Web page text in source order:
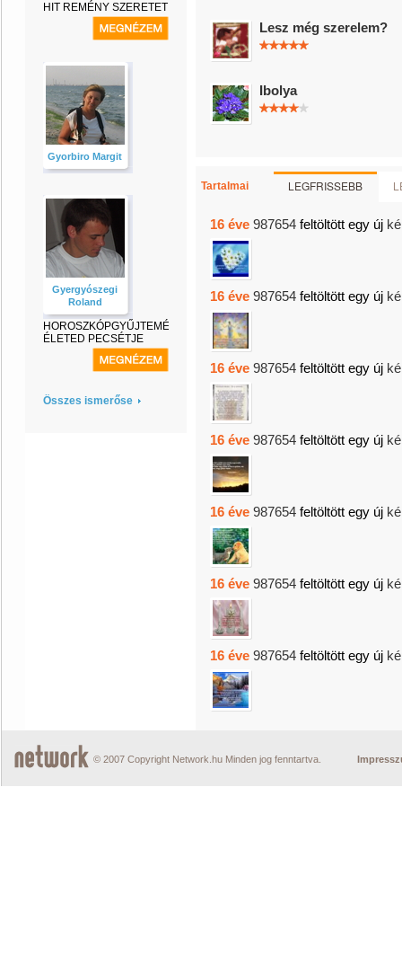
HIT REMÉNY SZERETET
Gyorbiro Margit
Gyergyószegi
Roland
HOROSZKÓPGYŰJTEMÉNY-
ÉLETED PECSÉTJE
Összes ismerőse
Lesz még szerelem?
Ibolya
Tartalmai LEGFRISSEBB
16 éve 987654 feltöltött egy új
16 éve 987654 feltöltött egy új
16 éve 987654 feltöltött egy új
16 éve 987654 feltöltött egy új
16 éve 987654 feltöltött egy új
16 éve 987654 feltöltött egy új
16 éve 987654 feltöltött egy új
© 2007 Copyright Network.hu Minden jog fenntartva.